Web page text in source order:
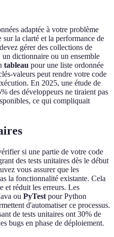
adaptée à votre problème
la clarté et la performance de
gérer des collections de
dictionnaire ou un ensemble
tableau pour une liste ordonnée
valeurs peut rendre votre code
En 2025, une étude de
des développeurs ne tiraient pas
ce qui compliquait
si une partie de votre code
des tests unitaires dès le début
vous assurer que les
la fonctionnalité existante. Cela
et réduit les erreurs. Les
ou PyTest pour Python
d'automatiser ce processus.
de tests unitaires ont 30% de
bugs en phase de déploiement.